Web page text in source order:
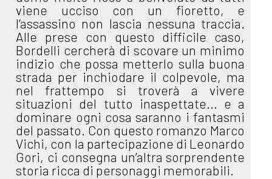
viene ucciso con un fioretto, e
l’assassino non lascia nessuna traccia.
Alle prese con questo difficile caso,
Bordelli cercherà di scovare un minimo
indizio che possa metterlo sulla buona
strada per inchiodare il colpevole, ma
nel frattempo si troverà a vivere
situazioni del tutto inaspettate... e a
dominare ogni cosa saranno i fantasmi
del passato. Con questo romanzo Marco
Vichi, con la partecipazione di Leonardo
Gori, ci consegna un’altra sorprendente
storia ricca di personaggi memorabili.